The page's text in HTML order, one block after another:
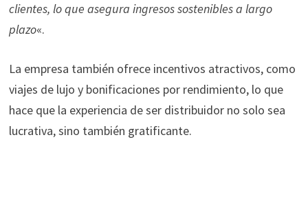
clientes, lo que asegura ingresos sostenibles a largo
plazo«.
La empresa también ofrece incentivos atractivos, como
viajes de lujo y bonificaciones por rendimiento, lo que
hace que la experiencia de ser distribuidor no solo sea
lucrativa, sino también gratificante.